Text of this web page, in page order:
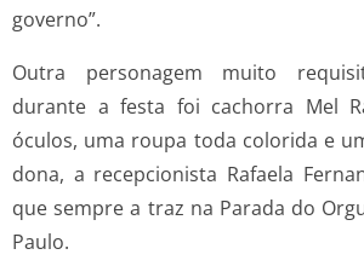
governo”.
Outra personagem muito
durante a festa foi cachorra Mel
óculos, uma roupa toda colorida e
dona, a recepcionista Rafaela
que sempre a traz na Parada do
Paulo.